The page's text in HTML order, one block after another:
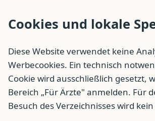
Cookies und lokale
Diese Website verwendet keine
Werbecookies. Ein technisch
Cookie wird ausschließlich gesetzt,
Bereich „Für Ärzte" anmelden. Für
Besuch des Verzeichnisses wird